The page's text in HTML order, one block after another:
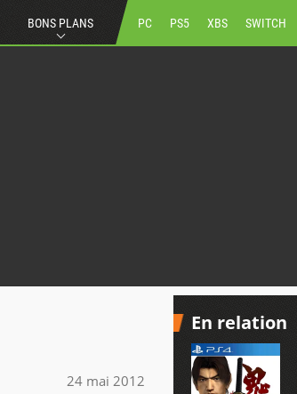
BONS PLANS PC PS5 XBS SWITCH
24 mai 2012
En relation